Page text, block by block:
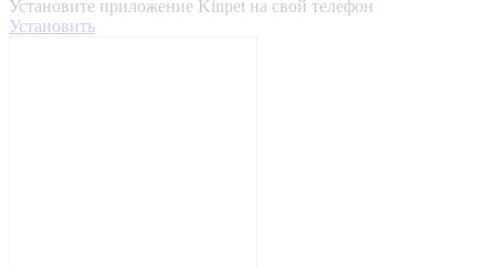
Установите приложение Kinpet на свой телефон
Установить